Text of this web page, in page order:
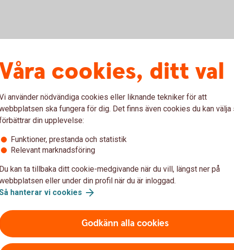
Mastercard.
(pdf)
(pdf)
världsnaturkortet, pdf)
cookies, ditt val
använder nödvändiga cookies eller liknande tekniker för att
ska fungera för dig. Det finns även cookies du kan välja
din upplevelse:
Funktioner, prestanda och statistik
Relevant marknadsföring
Du kan ta tillbaka ditt cookie-medgivande när du vill, längst ner på
eller under din profil när du är inloggad.
hanterar vi cookies
Godkänn alla cookies